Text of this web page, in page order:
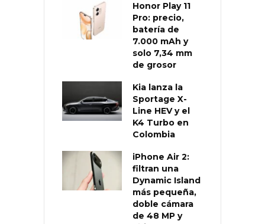
Honor Play 11
Pro: precio,
batería de
7.000 mAh y
solo 7,34 mm
de grosor
Kia lanza la
Sportage X-
Line HEV y el
K4 Turbo en
Colombia
iPhone Air 2:
filtran una
Dynamic Island
más pequeña,
doble cámara
de 48 MP y